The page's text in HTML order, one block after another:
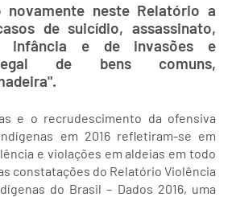
novamente neste Relatório a
de suicídio, assassinato,
infância e de invasões e
de bens comuns,
e o recrudescimento da ofensiva
em 2016 refletiram-se em
e violações em aldeias em todo
constatações do Relatório Violência
do Brasil – Dados 2016, uma